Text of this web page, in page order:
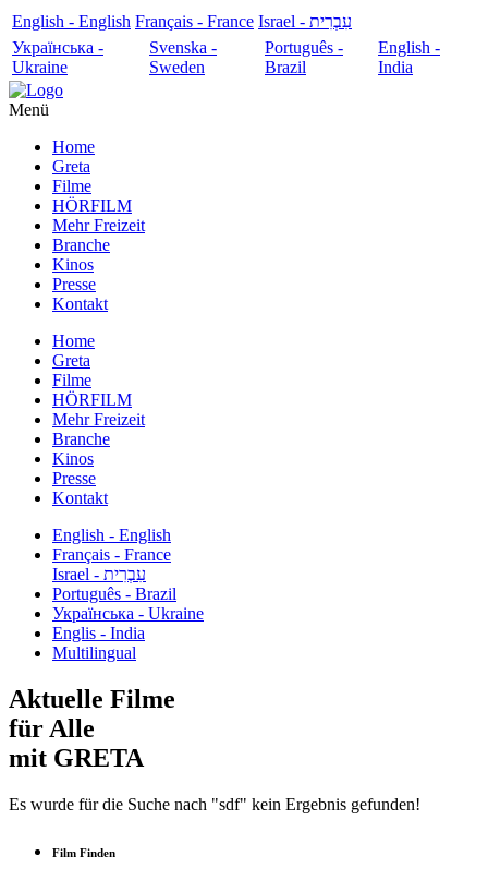
English - English Français - France
עִבְרִית - Israel
Українська -
Ukraine
Svenska -
Sweden
Português -
Brazil
English -
India
Menü
Home
Greta
Filme
HÖRFILM
Mehr Freizeit
Branche
Kinos
Presse
Kontakt
Home
Greta
Filme
HÖRFILM
Mehr Freizeit
Branche
Kinos
Presse
Kontakt
English - English
Français - France
עִבְרִית - Israel
Português - Brazil
Українська - Ukraine
Englis - India
Multilingual
Aktuelle Filme
für Alle
mit GRETA
Es wurde für die Suche nach "sdf" kein Ergebnis gefunden!
Film Finden